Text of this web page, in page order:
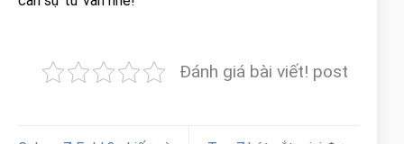
Đánh giá bài viết! post